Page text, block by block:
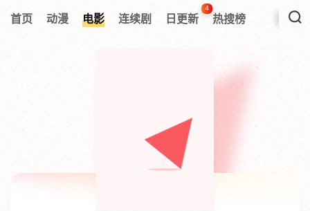
首页 动漫 电影 连续剧 日更新
4
热搜榜